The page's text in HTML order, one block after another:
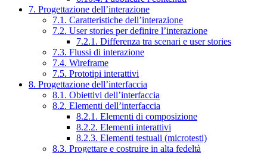
7. Progettazione dell’interazione
7.1. Caratteristiche dell’interazione
7.2. User stories per definire l’interazione
7.2.1. Differenza tra scenari e user stories
7.3. Flussi di interazione
7.4. Wireframe
7.5. Prototipi interattivi
8. Progettazione dell’interfaccia
8.1. Obiettivi dell’interfaccia
8.2. Elementi dell’interfaccia
8.2.1. Elementi di composizione
8.2.2. Elementi interattivi
8.2.3. Elementi testuali (microtesti)
8.3. Progettare e costruire in alta fedeltà